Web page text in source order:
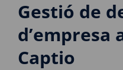
Gestió de
d’empresa
Captio